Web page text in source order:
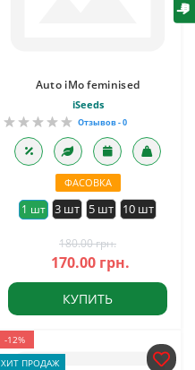
Auto iMo feminised
iSeeds
Отзывов - 0
ФАСОВКА
1 шт 3 шт 5 шт 10 шт
180.00 грн.
170.00 грн.
КУПИТЬ
-12%
ХИТ ПРОДАЖ